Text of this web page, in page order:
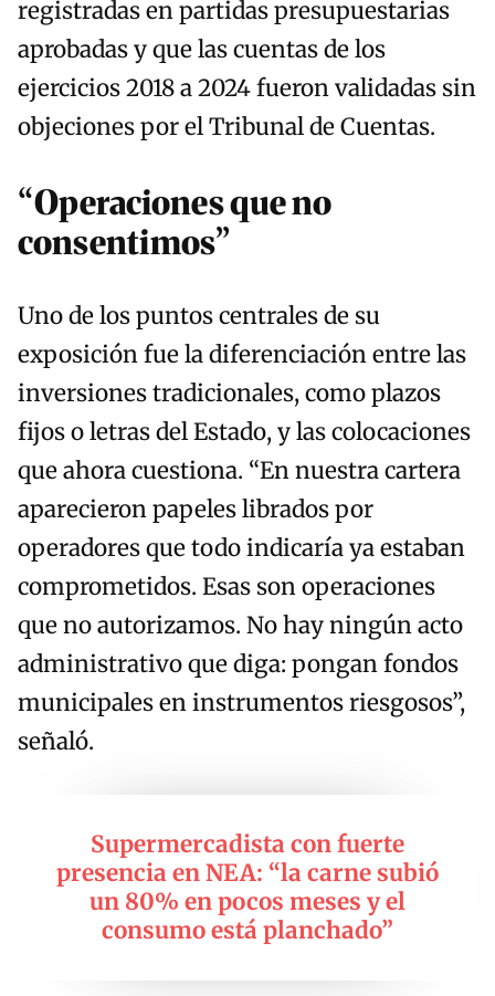
registradas en partidas presupuestarias
aprobadas y que las cuentas de los
ejercicios 2018 a 2024 fueron validadas sin
objeciones por el Tribunal de Cuentas.
“Operaciones que no
consentimos”
Uno de los puntos centrales de su
exposición fue la diferenciación entre las
inversiones tradicionales, como plazos
fijos o letras del Estado, y las colocaciones
que ahora cuestiona. “En nuestra cartera
aparecieron papeles librados por
operadores que todo indicaría ya estaban
comprometidos. Esas son operaciones
que no autorizamos. No hay ningún acto
administrativo que diga: pongan fondos
municipales en instrumentos riesgosos”,
señaló.
Supermercadista con fuerte
presencia en NEA: “la carne subió
un 80% en pocos meses y el
consumo está planchado”